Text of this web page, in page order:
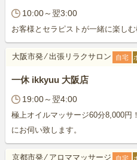
10:00～翌3:00
お客様とセラピストが一緒に楽し
大阪市発⁄出張リラクサロン 自宅
一休 ikkyuu 大阪店
19:00～翌4:00
極上オイルマッサージ60分8,000円
にお伺い致します。
京都市発 ⁄ アロママッサージ 自宅